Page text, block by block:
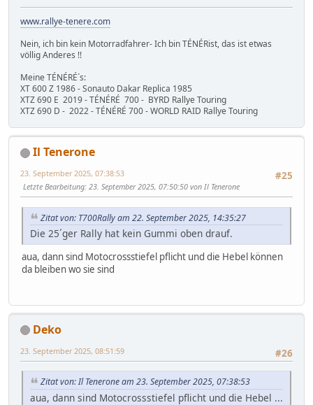
www.rallye-tenere.com
Nein, ich bin kein Motorradfahrer- Ich bin TÉNÉRist, das ist etwas
völlig Anderes !!
Meine TÉNÉRÉ´s:
XT 600 Z 1986 - Sonauto Dakar Replica 1985
XTZ 690 E 2019 - TÉNÉRÉ 700 - BYRD Rallye Touring
XTZ 690 D - 2022 - TÉNÉRÉ 700 - WORLD RAID Rallye Touring
Il Tenerone
#25
23. September 2025, 07:38:53
Letzte Bearbeitung: 23. September 2025, 07:50:50 von Il Tenerone
Zitat von: T700Rally am 22. September 2025, 14:35:27
Die 25´ger Rally hat kein Gummi oben drauf.
aua, dann sind Motocrossstiefel pflicht und die Hebel können
da bleiben wo sie sind
Deko
#26
23. September 2025, 08:51:59
Zitat von: Il Tenerone am 23. September 2025, 07:38:53
aua, dann sind Motocrossstiefel pflicht und die Hebel ...